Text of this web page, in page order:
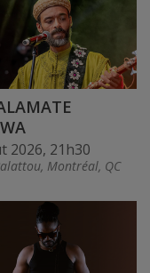
2026, 21h30
Montréal, QC